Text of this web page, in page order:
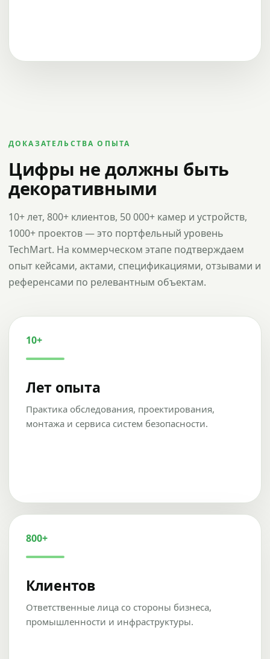
ДОКАЗАТЕЛЬСТВА ОПЫТА
Цифры не должны быть
декоративными
10+ лет, 800+ клиентов, 50 000+ камер и устройств,
1000+ проектов — это портфельный уровень
TechMart. На коммерческом этапе подтверждаем
опыт кейсами, актами, спецификациями, отзывами и
референсами по релевантным объектам.
10+
Лет опыта
Практика обследования, проектирования,
монтажа и сервиса систем безопасности.
800+
Клиентов
Ответственные лица со стороны бизнеса,
промышленности и инфраструктуры.